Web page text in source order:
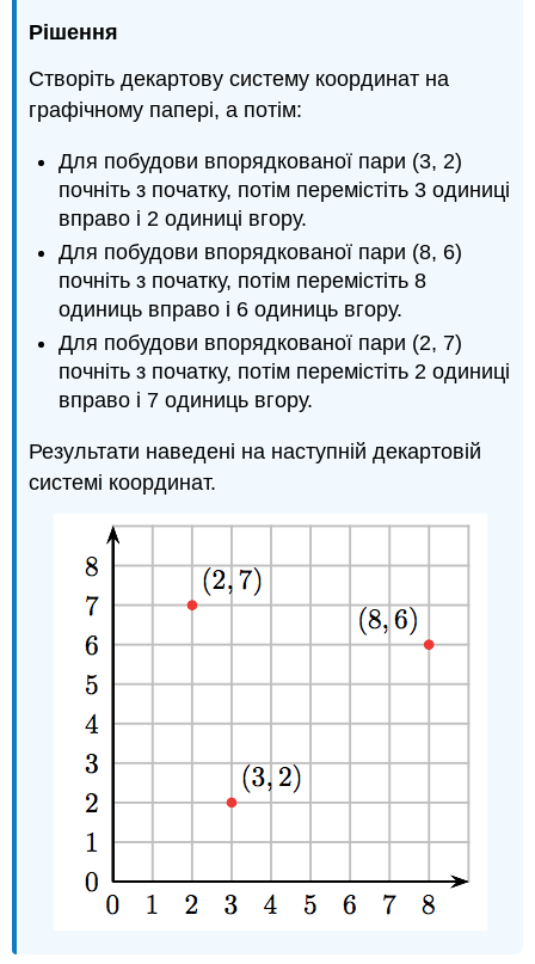
Рішення
Створіть декартову систему координат на
графічному папері, а потім:
Для побудови впорядкованої пари (3, 2)
почніть з початку, потім перемістіть 3 одиниці
вправо і 2 одиниці вгору.
Для побудови впорядкованої пари (8, 6)
почніть з початку, потім перемістіть 8
одиниць вправо і 6 одиниць вгору.
Для побудови впорядкованої пари (2, 7)
почніть з початку, потім перемістіть 2 одиниці
вправо і 7 одиниць вгору.
Результати наведені на наступній декартовій
системі координат.